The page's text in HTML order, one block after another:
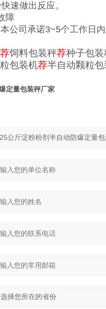
速做出反应。
障
公司承诺3~5个工作日
荐饲料包装秤荐种子包装
包装机荐半自动颗粒
定量包装秤厂家